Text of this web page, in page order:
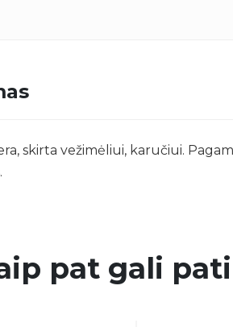
skirta vežimėliui, karučiui.
pat gali